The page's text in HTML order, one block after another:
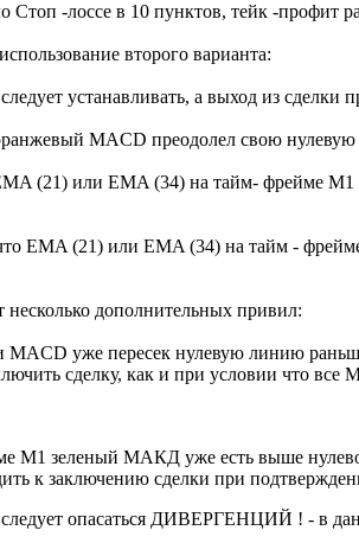
Стоп -лоссе в 10 пунктов, тейк -профит
второго варианта:
устанавливать, а выход из сделки
MACD преодолел свою
(21) или EMA (34) на тайм- фрейме
EMA (21) или EMA (34) на тайм -
несколько дополнительных привил:
MACD уже пересек нулевую линию
сделку, как и при условии что
М1 зеленый МАКД уже есть выше
к заключению сделки при
опасаться ДИВЕРГЕНЦИЙ ! - в